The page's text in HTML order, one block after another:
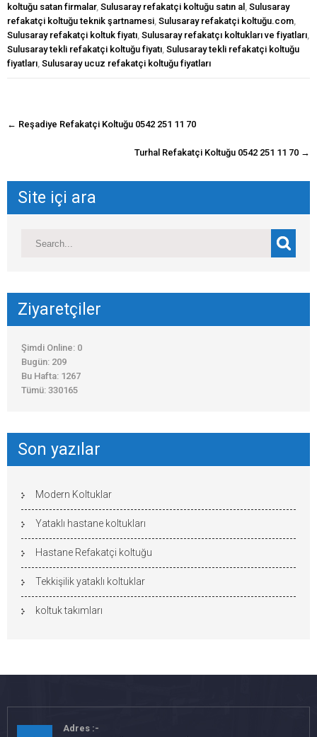
koltuğu satan firmalar, Sulusaray refakatçi koltuğu satın al Sulusaray
refakatçi koltuğu teknik şartnamesi Sulusaray refakatçi koltuğu.com
Sulusaray refakatçi koltuk fiyatı Sulusaray refakatçı koltukları ve fiyatları
Sulusaray tekli refakatçi koltuğu fiyatı Sulusaray tekli refakatçi koltuğu
fiyatları Sulusaray ucuz refakatçi koltuğu fiyatları
navigasyon
← Reşadiye Refakatçi Koltuğu 0542 251 11 70
Turhal Refakatçi Koltuğu 0542 251 11 70 →
Site içi ara
Ziyaretçiler
Şimdi Online: 0
Bugün: 209
Bu Hafta: 1267
Tümü: 330165
Son yazılar
Modern Koltuklar
Yataklı hastane koltukları
Hastane Refakatçi koltuğu
Tekkişilik yataklı koltuklar
koltuk takımları
Adres